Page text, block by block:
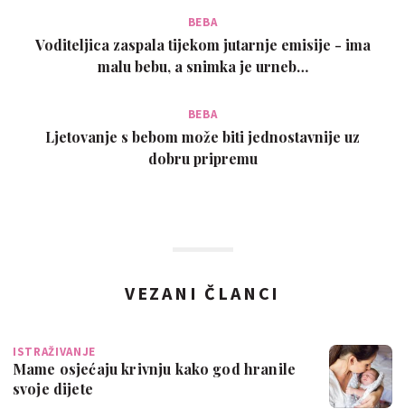
BEBA
Voditeljica zaspala tijekom jutarnje emisije - ima
malu bebu, a snimka je urneb…
BEBA
Ljetovanje s bebom može biti jednostavnije uz
dobru pripremu
VEZANI ČLANCI
ISTRAŽIVANJE
Mame osjećaju krivnju kako god hranile
svoje dijete